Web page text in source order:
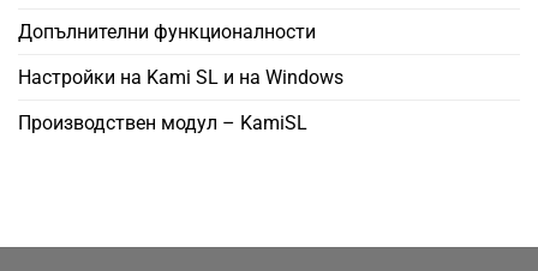
Допълнителни функционалности
Настройки на Kami SL и на Windows
Производствен модул – KamiSL